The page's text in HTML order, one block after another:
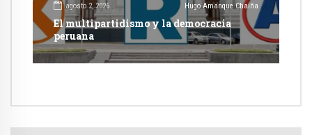
agosto 2, 2026 Hugo Amanque Chaiña
El multipartidismo y la democracia
peruana